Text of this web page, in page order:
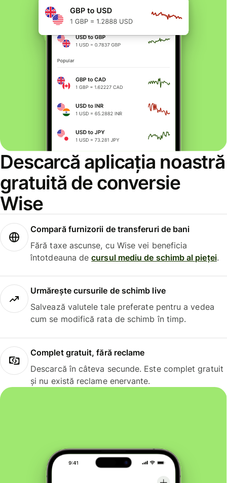
Descarcă aplicația noastră
gratuită de conversie
Wise
Compară furnizorii de transferuri de bani
Fără taxe ascunse, cu Wise vei beneficia
întotdeauna decursul mediu de schimb al pieței.
Urmărește cursurile de schimb live
Salvează valutele tale preferate pentru a vedea
cum se modifică rata de schimb în timp.
Complet gratuit, fără reclame
Descarcă în câteva secunde. Este complet gratuit
și nu există reclame enervante.